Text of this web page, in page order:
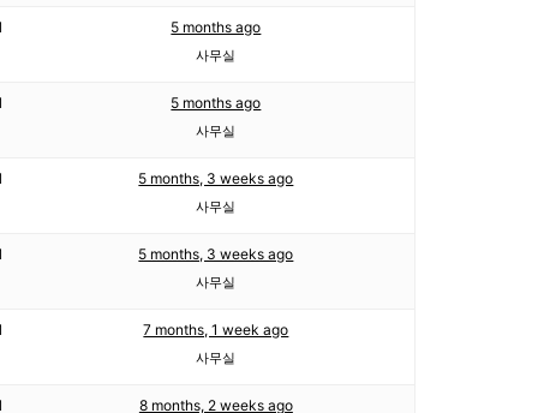
5 months ago
사무실
5 months ago
사무실
5 months, 3 weeks ago
사무실
5 months, 3 weeks ago
사무실
7 months, 1 week ago
사무실
8 months, 2 weeks ago